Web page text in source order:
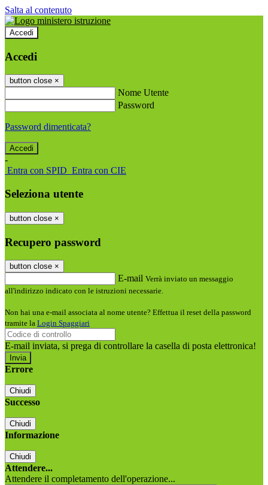
Salta al contenuto
Accedi
Accedi
button close ×
Nome Utente
Password
Password dimenticata?
-
Entra con SPID Entra con CIE
Seleziona utente
button close ×
Recupero password
button close ×
E-mail Verrà inviato un messaggio
all'indirizzo indicato con le istruzioni necessarie.
Non hai una e-mail associata al nome utente? Effettua il reset della password
tramite la Login Spaggiari
E-mail inviata, si prega di controllare la casella di posta elettronica!
Errore
Chiudi
Successo
Chiudi
Informazione
Chiudi
Attendere...
Attendere il completamento dell'operazione...